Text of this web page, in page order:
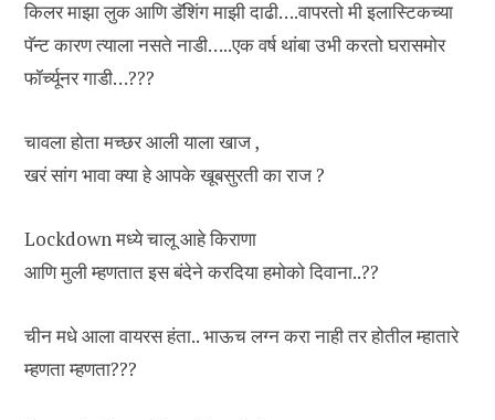
किलर माझा लुक आणि डॅशिंग माझी दाढी….वापरतो मी इलास्टिकच्या
पॅन्ट कारण त्याला नसते नाडी…..एक वर्ष थांबा उभी करतो घरासमोर
फॉर्च्यूनर गाडी…???
चावला होता मच्छर आली याला खाज ,
खरं सांग भावा क्या हे आपके खूबसुरती का राज ?
Lockdown मध्ये चालू आहे किराणा
आणि मुली म्हणतात इस बंदेने करदिया हमोको दिवाना..??
चीन मधे आला वायरस हंता.. भाऊच लग्न करा नाही तर होतील म्हातारे
म्हणता म्हणता???